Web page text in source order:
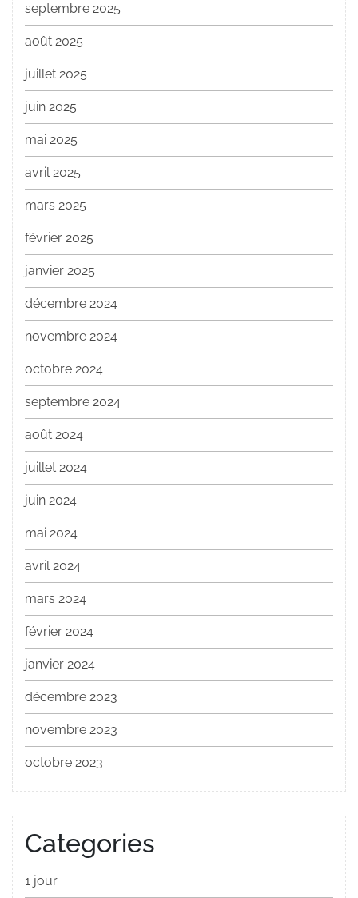
septembre 2025
août 2025
juillet 2025
juin 2025
mai 2025
avril 2025
mars 2025
février 2025
janvier 2025
décembre 2024
novembre 2024
octobre 2024
septembre 2024
août 2024
juillet 2024
juin 2024
mai 2024
avril 2024
mars 2024
février 2024
janvier 2024
décembre 2023
novembre 2023
octobre 2023
Categories
1 jour